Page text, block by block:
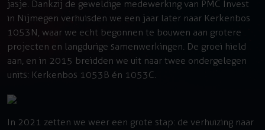
jasje. Dankzij de geweldige medewerking van PMC Invest
in Nijmegen verhuisden we een jaar later naar Kerkenbos
1053N, waar we echt begonnen te bouwen aan grotere
projecten en langdurige samenwerkingen. De groei hield
aan, en in 2015 breidden we uit naar twee ondergelegen
units: Kerkenbos 1053B én 1053C.
In 2021 zetten we weer een grote stap: de verhuizing naar